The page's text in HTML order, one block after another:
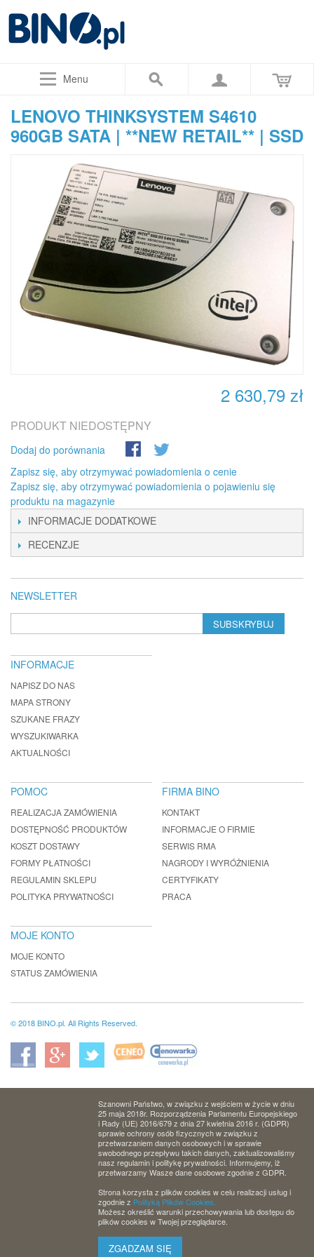
Menu
LENOVO THINKSYSTEM S4610
960GB SATA | **NEW RETAIL** | SSD
2 630,79 zł
PRODUKT NIEDOSTĘPNY
Dodaj do porównania
Zapisz się, aby otrzymywać powiadomienia o cenie
Zapisz się, aby otrzymywać powiadomienia o pojawieniu się
produktu na magazynie
INFORMACJE DODATKOWE
RECENZJE
NEWSLETTER
SUBSKRYBUJ
INFORMACJE
NAPISZ DO NAS
MAPA STRONY
SZUKANE FRAZY
WYSZUKIWARKA
AKTUALNOŚCI
POMOC
REALIZACJA ZAMÓWIENIA
DOSTĘPNOŚĆ PRODUKTÓW
KOSZT DOSTAWY
FORMY PŁATNOŚCI
REGULAMIN SKLEPU
POLITYKA PRYWATNOŚCI
FIRMA BINO
KONTAKT
INFORMACJE O FIRMIE
SERWIS RMA
NAGRODY I WYRÓŻNIENIA
CERTYFIKATY
PRACA
MOJE KONTO
MOJE KONTO
STATUS ZAMÓWIENIA
© 2018 BINO.pl. All Rights Reserved.
Szanowni Państwo, w związku z wejściem w życie w dniu
25 maja 2018r. Rozporządzenia Parlamentu Europejskiego
i Rady (UE) 2016/679 z dnia 27 kwietnia 2016 r. (GDPR)
sprawie ochrony osób fizycznych w związku z
przetwarzaniem danych osobowych i w sprawie
swobodnego przepływu takich danych, zaktualizowaliśmy
nasz regulamin i politykę prywatności. Informujemy, iż
przetwarzamy Wasze dane osobowe zgodnie z GDPR.
Strona korzysta z plików cookies w celu realizacji usług i
zgodnie z Polityką Plików Cookies.
Możesz określić warunki przechowywania lub dostępu do
plików cookies w Twojej przeglądarce.
ZGADZAM SIĘ